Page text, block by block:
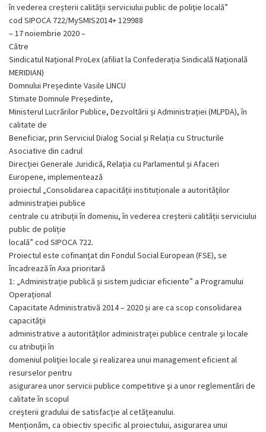
în vederea creșterii calității serviciului public de poliţie locală”
cod SIPOCA 722/MySMIS2014+ 129988
– 17 noiembrie 2020 –
Către
Sindicatul Național ProLex (afiliat la Confederația Sindicală Națională
MERIDIAN)
Domnului Președinte Vasile LINCU
Stimate Domnule Președinte,
Ministerul Lucrărilor Publice, Dezvoltării și Administrației (MLPDA), în
calitate de
Beneficiar, prin Serviciul Dialog Social și Relația cu Structurile
Asociative din cadrul
Direcției Generale Juridică, Relația cu Parlamentul și Afaceri
Europene, implementează
proiectul „Consolidarea capacității instituționale a autorităţilor
administraţiei publice
centrale cu atribuții în domeniu, în vederea creșterii calității serviciului
public de poliție
locală” cod SIPOCA 722.
Proiectul este cofinanţat din Fondul Social European (FSE), se
încadrează în Axa prioritară
1: „Administrație publică și sistem judiciar eficiente” a Programului
Operațional
Capacitate Administrativă 2014 – 2020 și are ca scop consolidarea
capacităţii
administrative a autorităţilor administraţei publice centrale şi locale
cu atribuţii în
domeniul poliţiei locale şi realizarea unui management eficient al
resurselor pentru
asigurarea unor servicii publice competitive şi a unor reglementări de
calitate în scopul
creşterii gradului de satisfacţie al cetăţeanului.
Menționăm, ca obiectiv specific al proiectului, asigurarea unui